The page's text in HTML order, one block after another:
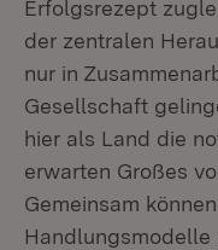
Erfolgsrezept
der zentralen
nur in
Gesellschaft
hier als Land die
erwarten Großes
Gemeinsam
Handlungsmodelle